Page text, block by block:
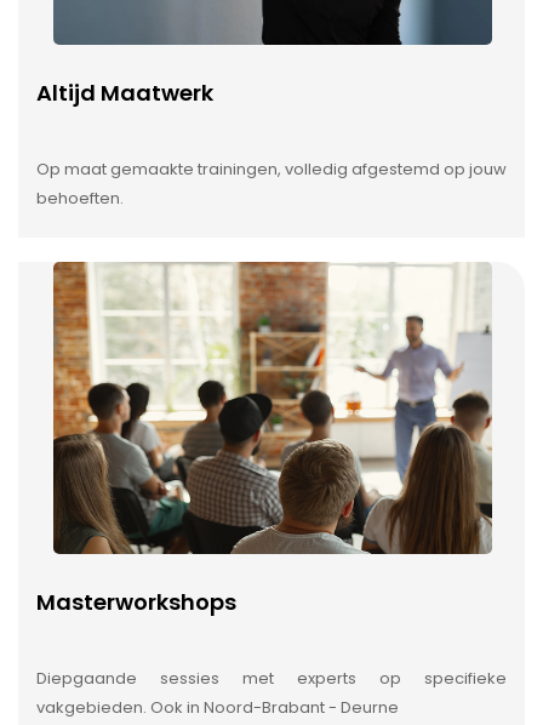
Altijd Maatwerk
Op maat gemaakte trainingen, volledig afgestemd op jouw
behoeften.
Masterworkshops
Diepgaande sessies met experts op specifieke
vakgebieden. Ook in Noord-Brabant - Deurne